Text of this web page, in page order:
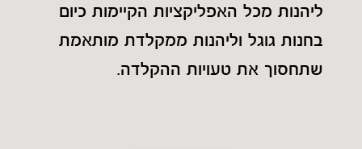
ליהנות מכל האפליקציות הקיימות כיום
בחנות גוגל וליהנות ממקלדת מותאמת
שתחסוך את טעויות ההקלדה.